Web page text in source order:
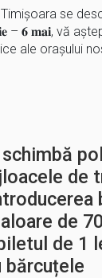
se
– 𝟔 𝐦𝐚𝐢, vă
ale orașului
de
de
de 1
bărcuțele